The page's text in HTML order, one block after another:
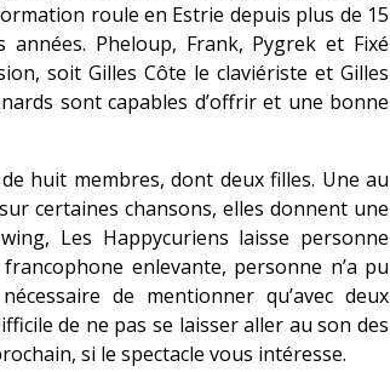
roule en Estrie depuis plus de 15
Pheloup, Frank, Pygrek et Fixé
soit Gilles Côte le claviériste et Gilles
sont capables d’offrir et une bonne
huit membres, dont deux filles. Une au
certaines chansons, elles donnent une
Les Happycuriens laisse personne
enlevante, personne n’a pu
de mentionner qu’avec deux
de ne pas se laisser aller au son des
si le spectacle vous intéresse.